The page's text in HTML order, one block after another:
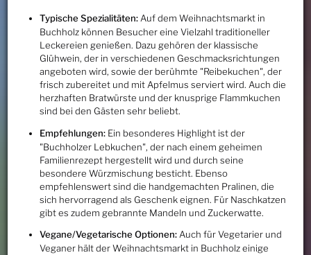
Typische Spezialitäten:Auf dem Weihnachtsmarkt in
Buchholz können Besucher eine Vielzahl traditioneller
Leckereien genießen. Dazu gehören der klassische
Glühwein, der in verschiedenen Geschmacksrichtungen
angeboten wird, sowie der berühmte "Reibekuchen", der
frisch zubereitet und mit Apfelmus serviert wird. Auch die
herzhaften Bratwürste und der knusprige Flammkuchen
sind bei den Gästen sehr beliebt.
Empfehlungen:Ein besonderes Highlight ist der
"Buchholzer Lebkuchen", der nach einem geheimen
Familienrezept hergestellt wird und durch seine
besondere Würzmischung besticht. Ebenso
empfehlenswert sind die handgemachten Pralinen, die
sich hervorragend als Geschenk eignen. Für Naschkatzen
gibt es zudem gebrannte Mandeln und Zuckerwatte.
Vegane/Vegetarische Optionen:Auch für Vegetarier und
Veganer hält der Weihnachtsmarkt in Buchholz einige